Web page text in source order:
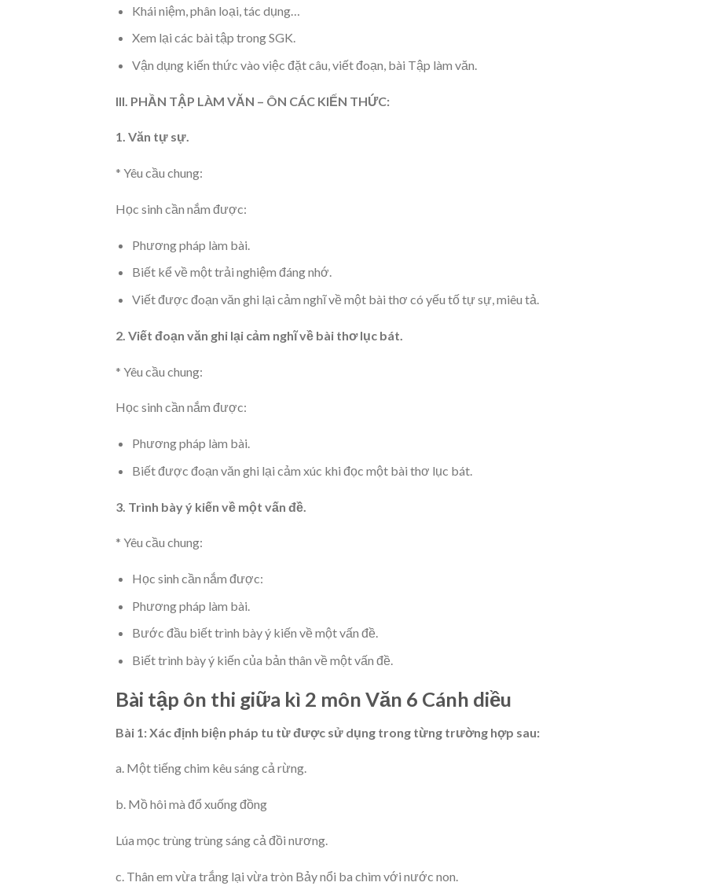
Khái niệm, phân loại, tác dụng…
Xem lại các bài tập trong SGK.
Vận dụng kiến thức vào việc đặt câu, viết đoạn, bài Tập làm văn.
III. PHẦN TẬP LÀM VĂN – ÔN CÁC KIẾN THỨC:
1. Văn tự sự.
* Yêu cầu chung:
Học sinh cần nắm được:
Phương pháp làm bài.
Biết kể về một trải nghiệm đáng nhớ.
Viết được đoạn văn ghi lại cảm nghĩ về một bài thơ có yếu tố tự sự, miêu tả.
2. Viết đoạn văn ghi lại cảm nghĩ về bài thơ lục bát.
* Yêu cầu chung:
Học sinh cần nắm được:
Phương pháp làm bài.
Biết được đoạn văn ghi lại cảm xúc khi đọc một bài thơ lục bát.
3. Trình bày ý kiến về một vấn đề.
* Yêu cầu chung:
Học sinh cần nắm được:
Phương pháp làm bài.
Bước đầu biết trình bày ý kiến về một vấn đề.
Biết trình bày ý kiến của bản thân về một vấn đề.
Bài tập ôn thi giữa kì 2 môn Văn 6 Cánh diều
Bài 1: Xác định biện pháp tu từ được sử dụng trong từng trường hợp sau:
a. Một tiếng chim kêu sáng cả rừng.
b. Mồ hôi mà đổ xuống đồng
Lúa mọc trùng trùng sáng cả đồi nương.
c. Thân em vừa trắng lại vừa tròn Bảy nổi ba chìm với nước non.